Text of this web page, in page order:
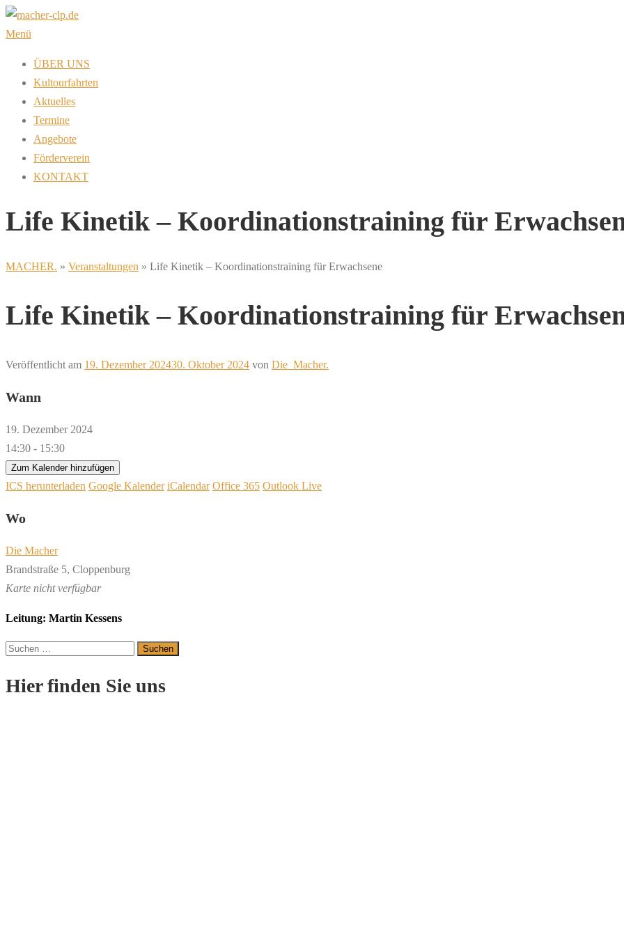
Zum
Inhalt
Menü
ÜBER UNS
Kultourfahrten
Aktuelles
Termine
Angebote
Förderverein
KONTAKT
Life Kinetik – Koordinationstraining für
MACHER. » Veranstaltungen » Life Kinetik – Koordinationstraining für Erwachsene
Life Kinetik – Koordinationstraining für
Veröffentlicht am 19. Dezember 202430. Oktober 2024 von Die_Macher.
Wann
19. Dezember 2024
14:30 - 15:30
Zum Kalender hinzufügen
ICS herunterladen Google Kalender iCalendar Office 365 Outlook Live
Wo
Die Macher
Brandstraße 5, Cloppenburg
Karte nicht verfügbar
Leitung: Martin Kessens
Suchen
Hier finden Sie uns